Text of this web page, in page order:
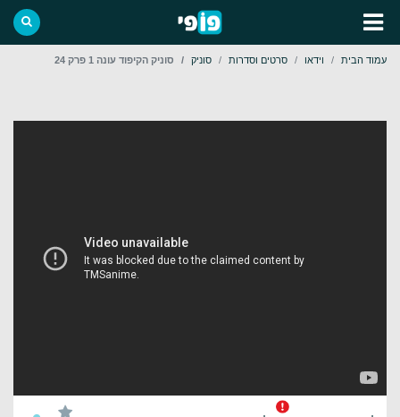
עמוד הבית וידאו סרטים וסדרות סוניק סוניק הקיפוד עונה 1 פרק 24